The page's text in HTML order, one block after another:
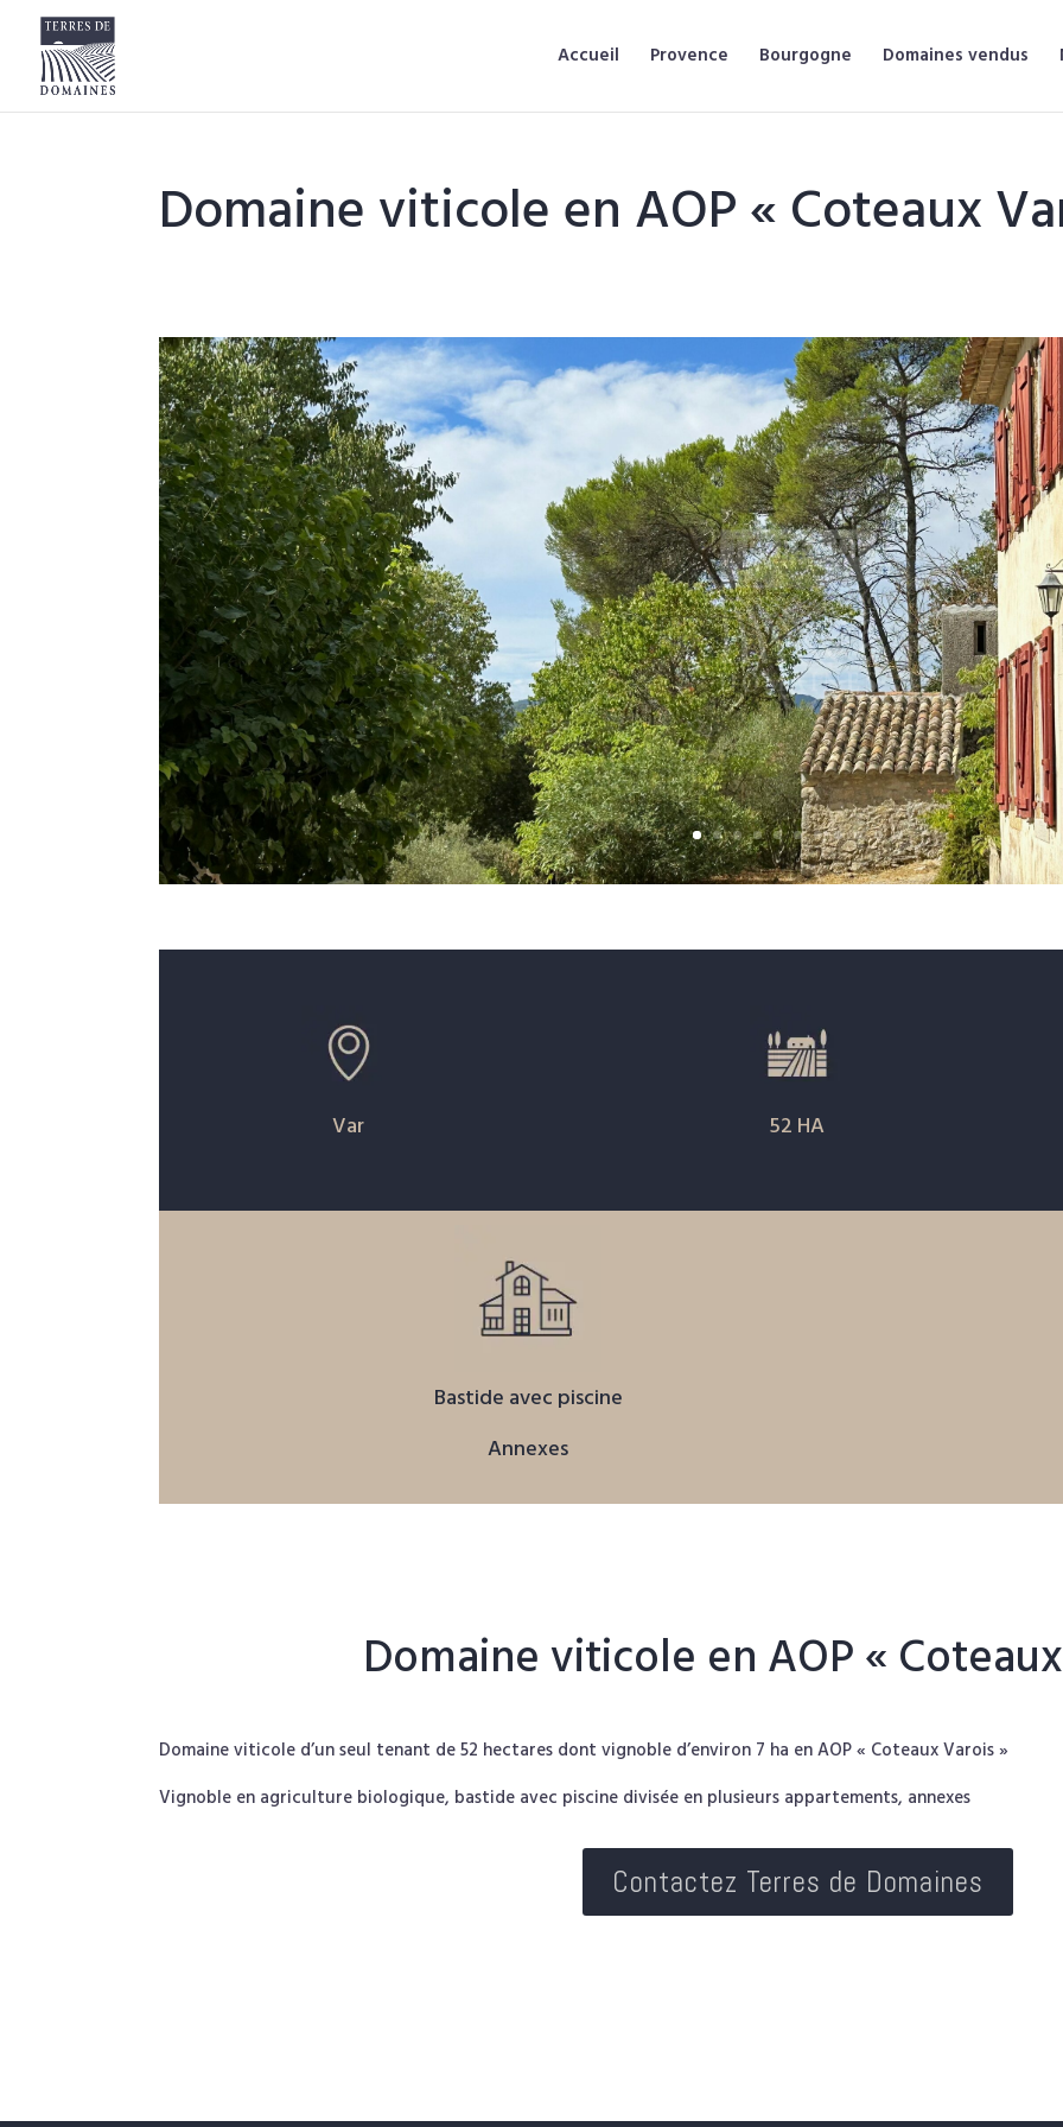
Accueil Provence Bourgogne Domaines vendus
Domaine viticole en AOP « Coteaux
Var 52 HA
Bastide avec piscine
Annexes
Domaine viticole en AOP «
Domaine viticole d’un seul tenant de 52 hectares dont vignoble d’environ 7 ha en AOP « Coteaux Varois »
Vignoble en agriculture biologique, bastide avec piscine divisée en plusieurs appartements, annexes
Contactez Terres de Domaines